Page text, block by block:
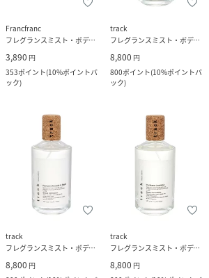
Francfranc
フレグランスミスト・ボディミスト
3,890 円
353ポイント(10%ポイントバ
ック)
track
フレグランスミスト・ボディミスト
8,800 円
800ポイント(10%ポイントバ
ック)
track
フレグランスミスト・ボディミスト
8,800 円
track
フレグランスミスト・ボディミスト
8,800 円